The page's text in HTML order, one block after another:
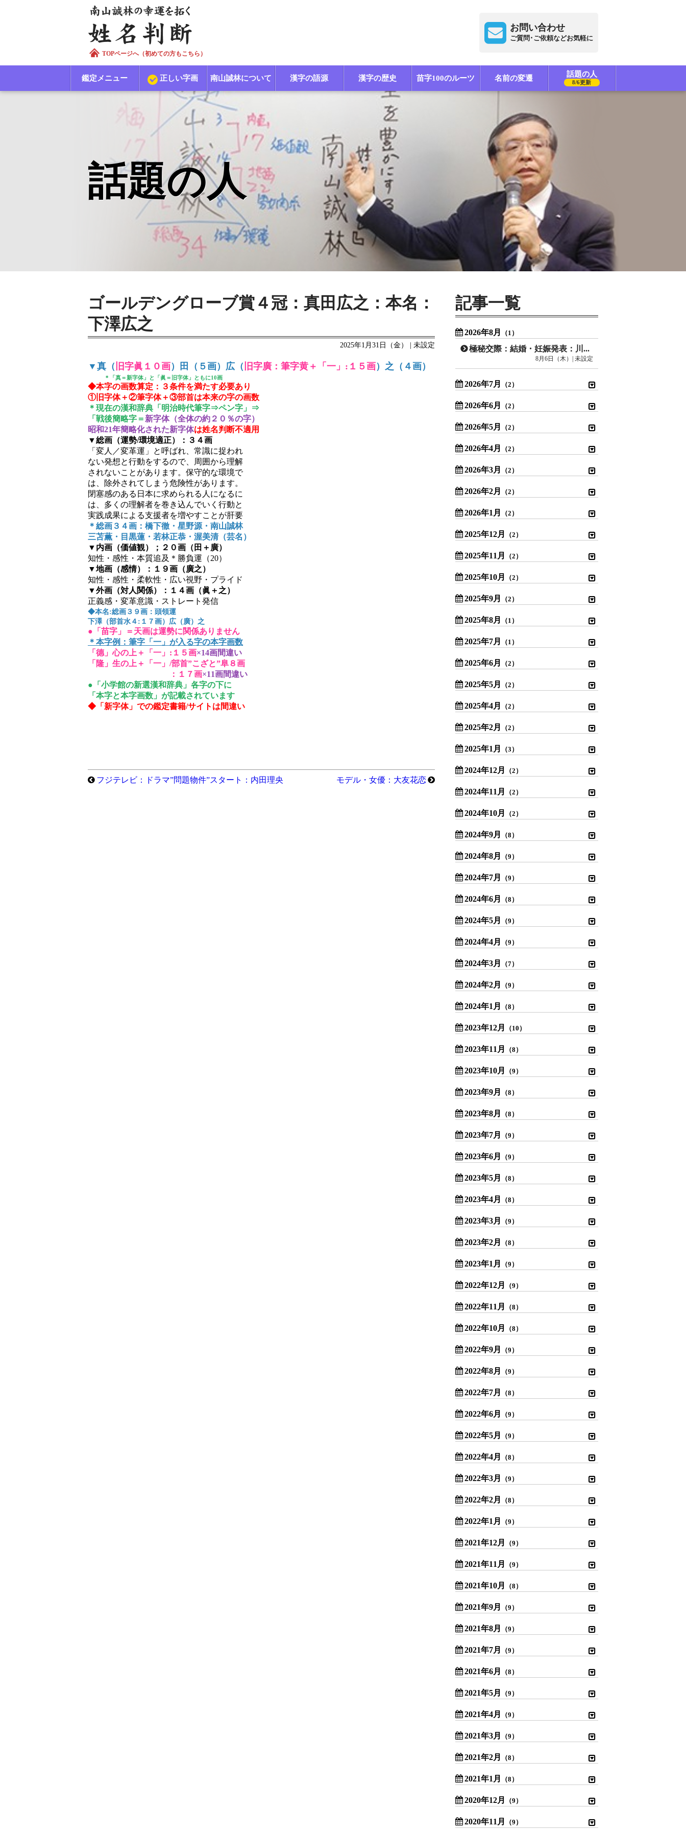
TOPページへ（初めての方もこちら）
お問い合わせ
ご質問･ご依頼などお気軽に
鑑定メニュー 正しい字画 南山誠林について 漢字の語源 漢字の歴史 苗字100のルーツ 名前の変遷 話題の人
8/6更新
話題の人
ゴールデングローブ賞４冠：真田広之：本名：
下澤広之
2025年1月31日（金） | 未設定
▼真（ 旧字眞１０画）田（５画）広（ 旧字廣：筆字黄＋「一」:１５画）之（４画）
＊「真＝新字体」と「眞＝旧字体」ともに10画
◆本字の画数算定：３条件を満たす必要あり
①旧字体＋②筆字体＋③部首は本来の字の画数
＊現在の漢和辞典「明治時代筆字⇒ペン字」⇒
「戦後簡略字＝新字体（全体の約２０％の字）
昭和21年簡略化された新字体は姓名判断不適用
▼総画（運勢/環境適正）：３４画
「変人／変革運」と呼ばれ、常識に捉われ
ない発想と行動をするので、周囲から理解
されないことがあります。保守的な環境で
は、除外されてしまう危険性があります。
閉塞感のある日本に求められる人になるに
は、多くの理解者を巻き込んでいく行動と
実践成果による支援者を増やすことが肝要
＊総画３４画：橋下徹・星野源・南山誠林
三苫薫・目黒蓮・若林正恭・渥美清（芸名）
▼内画（価値観）；２０画（田＋廣）
知性・感性・本質追及＊勝負運（20）
▼地画（感情）：１９画（廣之）
知性・感性・柔軟性・広い視野・プライド
▼外画（対人関係）：１４画（眞＋之）
正義感・変革意識・ストレート発信
◆本名:総画３９画：頭領運
下澤（部首水４:１７画）広（廣）之
●「苗字」＝天画は運勢に関係ありません
＊本字例：筆字「一」が入る字の本字画数
「德」心の上＋「一」:１５画×14画間違い
「隆」生の上＋「一」/部首”こざと”阜８画
：１７画×11画間違い
●「小学館の新選漢和辞典」各字の下に
「本字と本字画数」が記載されています
◆「新字体」での鑑定書籍/サイトは間違い
フジテレビ：ドラマ”問題物件”スタート：内田理央 モデル・女優：大友花恋
記事一覧
2026年8月 （1）
極秘交際：結婚・妊娠発表：川口春奈
8月6日（木）| 未設定
2026年7月 （2）
2026年6月 （2）
2026年5月 （2）
2026年4月 （2）
2026年3月 （2）
2026年2月 （2）
2026年1月 （2）
2025年12月 （2）
2025年11月 （2）
2025年10月 （2）
2025年9月 （2）
2025年8月 （1）
2025年7月 （1）
2025年6月 （2）
2025年5月 （2）
2025年4月 （2）
2025年2月 （2）
2025年1月 （3）
2024年12月 （2）
2024年11月 （2）
2024年10月 （2）
2024年9月 （8）
2024年8月 （9）
2024年7月 （9）
2024年6月 （8）
2024年5月 （9）
2024年4月 （9）
2024年3月 （7）
2024年2月 （9）
2024年1月 （8）
2023年12月 （10）
2023年11月 （8）
2023年10月 （9）
2023年9月 （8）
2023年8月 （8）
2023年7月 （9）
2023年6月 （9）
2023年5月 （8）
2023年4月 （8）
2023年3月 （9）
2023年2月 （8）
2023年1月 （9）
2022年12月 （9）
2022年11月 （8）
2022年10月 （8）
2022年9月 （9）
2022年8月 （9）
2022年7月 （8）
2022年6月 （9）
2022年5月 （9）
2022年4月 （8）
2022年3月 （9）
2022年2月 （8）
2022年1月 （9）
2021年12月 （9）
2021年11月 （9）
2021年10月 （8）
2021年9月 （9）
2021年8月 （9）
2021年7月 （9）
2021年6月 （8）
2021年5月 （9）
2021年4月 （9）
2021年3月 （9）
2021年2月 （8）
2021年1月 （8）
2020年12月 （9）
2020年11月 （9）